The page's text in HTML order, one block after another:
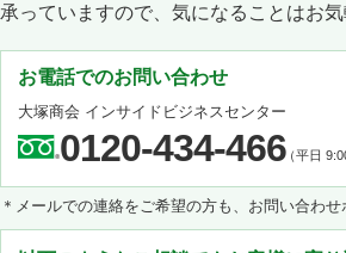
承っていますので、気になることはお気
お電話でのお問い合わせ
大塚商会 インサイドビジネスセンター
0120-434-466（平日
＊メールでの連絡をご希望の方も、お問い合わせ